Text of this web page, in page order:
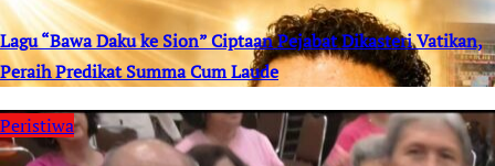
Lagu “Bawa Daku ke Sion” Ciptaan Pejabat Dikasteri Vatikan,
Peraih Predikat Summa Cum Laude
Peristiwa